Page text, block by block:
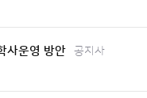
사운영 방안
공지사